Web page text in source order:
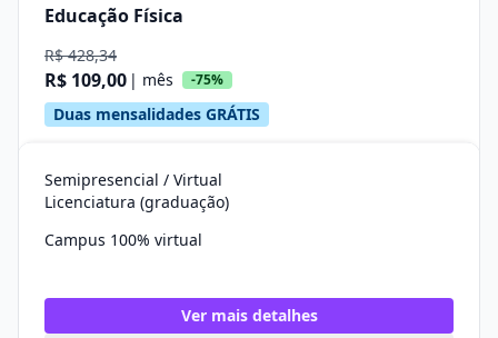
Educação Física
R$ 428,34
R$ 109,00 | mês -75%
Duas mensalidades GRÁTIS
Semipresencial / Virtual
Licenciatura (graduação)
Campus 100% virtual
Ver mais detalhes